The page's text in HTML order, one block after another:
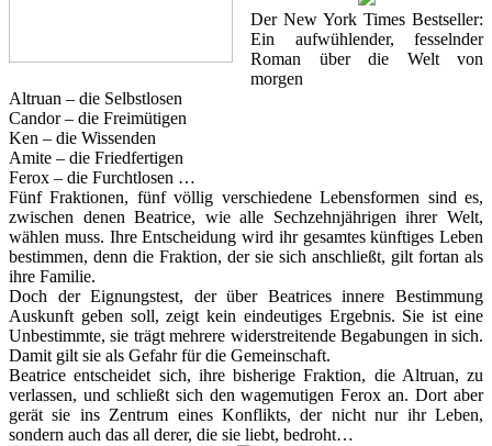
Der New York Times Bestseller:
Ein aufwühlender, fesselnder
Roman über die Welt von
morgen
Altruan – die Selbstlosen
Candor – die Freimütigen
Ken – die Wissenden
Amite – die Friedfertigen
Ferox – die Furchtlosen …
Fünf Fraktionen, fünf völlig verschiedene Lebensformen sind es,
zwischen denen Beatrice, wie alle Sechzehnjährigen ihrer Welt,
wählen muss. Ihre Entscheidung wird ihr gesamtes künftiges Leben
bestimmen, denn die Fraktion, der sie sich anschließt, gilt fortan als
ihre Familie.
Doch der Eignungstest, der über Beatrices innere Bestimmung
Auskunft geben soll, zeigt kein eindeutiges Ergebnis. Sie ist eine
Unbestimmte, sie trägt mehrere widerstreitende Begabungen in sich.
Damit gilt sie als Gefahr für die Gemeinschaft.
Beatrice entscheidet sich, ihre bisherige Fraktion, die Altruan, zu
verlassen, und schließt sich den wagemutigen Ferox an. Dort aber
gerät sie ins Zentrum eines Konflikts, der nicht nur ihr Leben,
sondern auch das all derer, die sie liebt, bedroht…